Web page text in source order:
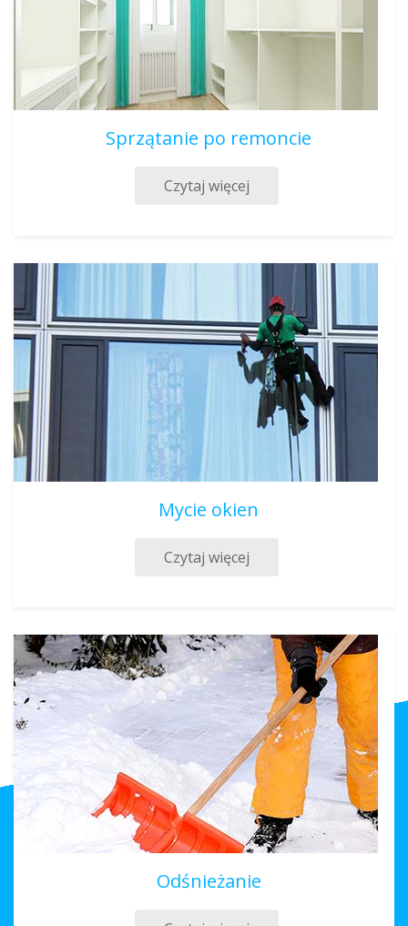
Sprzątanie po remoncie
Czytaj więcej
Mycie okien
Czytaj więcej
Odśnieżanie